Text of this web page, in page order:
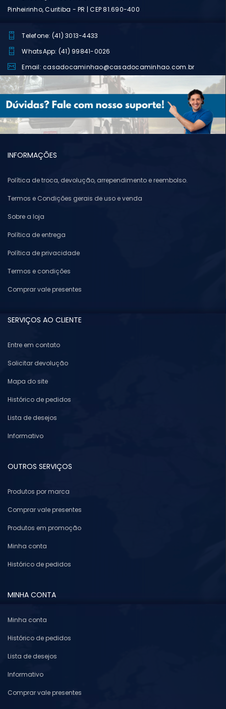
Pinheirinho, Curitiba - PR | CEP 81.690-400
Telefone: (41) 3013-4433
WhatsApp: (41) 99841-0026
Email: casadocaminhao@casadocaminhao.com.br
INFORMAÇÕES
Política de troca, devolução, arrependimento e reembolso.
Termos e Condições gerais de uso e venda
Sobre a loja
Política de entrega
Política de privacidade
Termos e condições
Comprar vale presentes
SERVIÇOS AO CLIENTE
Entre em contato
Solicitar devolução
Mapa do site
Histórico de pedidos
Lista de desejos
Informativo
OUTROS SERVIÇOS
Produtos por marca
Comprar vale presentes
Produtos em promoção
Minha conta
Histórico de pedidos
MINHA CONTA
Minha conta
Histórico de pedidos
Lista de desejos
Informativo
Comprar vale presentes